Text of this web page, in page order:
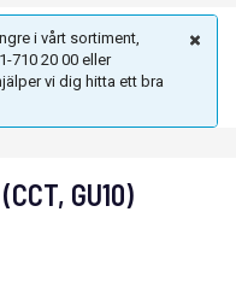
i vårt sortiment,
710 20 00 eller
vi dig hitta ett bra
GU10)